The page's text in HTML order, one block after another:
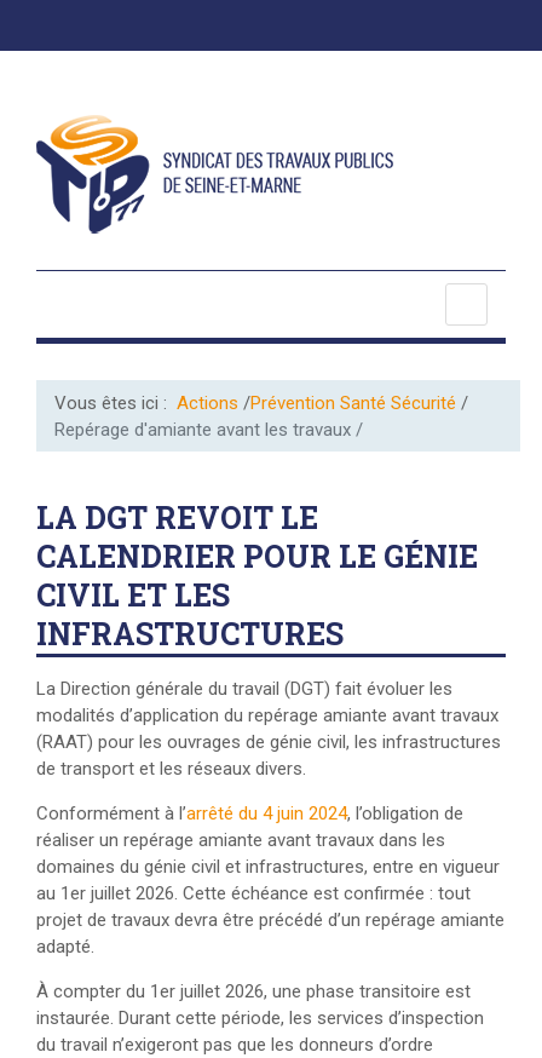
Vous êtes ici : Actions
Prévention Santé Sécurité
Repérage d'amiante avant les travaux
LA DGT REVOIT LE
CALENDRIER POUR LE GÉNIE
CIVIL ET LES
INFRASTRUCTURES
La Direction générale du travail (DGT) fait évoluer les
modalités d’application du repérage amiante avant travaux
(RAAT) pour les ouvrages de génie civil, les infrastructures
de transport et les réseaux divers.
Conformément à l’arrêté du 4 juin 2024, l’obligation de
réaliser un repérage amiante avant travaux dans les
domaines du génie civil et infrastructures, entre en vigueur
au 1er juillet 2026. Cette échéance est confirmée : tout
projet de travaux devra être précédé d’un repérage amiante
adapté.
À compter du 1er juillet 2026, une phase transitoire est
instaurée. Durant cette période, les services d’inspection
du travail n’exigeront pas que les donneurs d’ordre